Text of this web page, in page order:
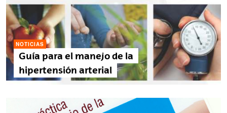
NOTICIAS
Guía para el manejo de la
hipertensión arterial